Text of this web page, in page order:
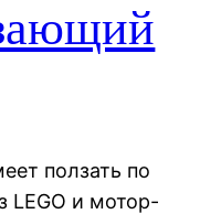
ползать по
LEGO и мотор-